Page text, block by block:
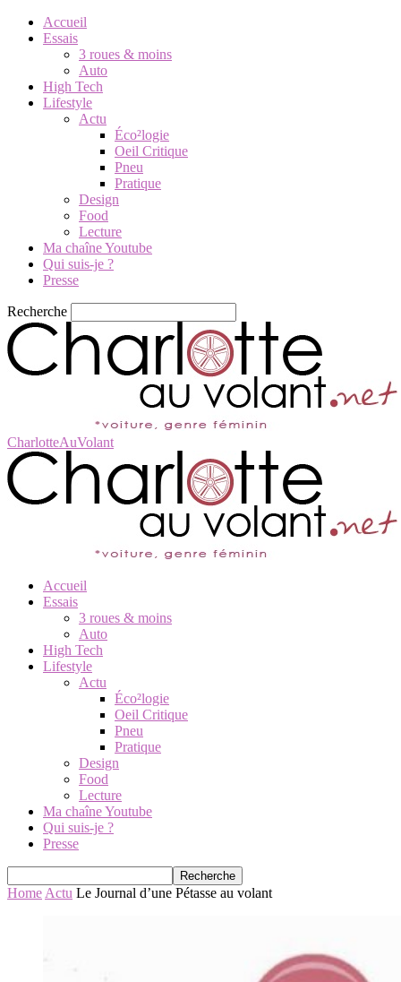
Accueil
Essais
3 roues & moins
Auto
High Tech
Lifestyle
Actu
Éco²logie
Oeil Critique
Pneu
Pratique
Design
Food
Lecture
Ma chaîne Youtube
Qui suis-je ?
Presse
Recherche
CharlotteAuVolant
Accueil
Essais
3 roues & moins
Auto
High Tech
Lifestyle
Actu
Éco²logie
Oeil Critique
Pneu
Pratique
Design
Food
Lecture
Ma chaîne Youtube
Qui suis-je ?
Presse
Home Actu Le Journal d’une Pétasse au volant